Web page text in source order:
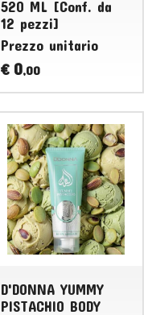
520 ML [Conf. da
12 pezzi]
Prezzo unitario
€ 0,00
D'DONNA YUMMY
PISTACHIO BODY